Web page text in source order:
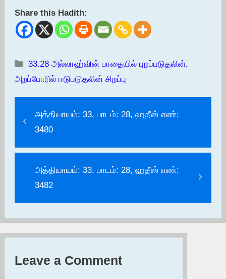
Share this Hadith:
Categories
33.28 அல்லாஹ்வின் பாதையில் புறப்படுதலின்,
அறப்போரில் ஈடுபடுதலின் சிறப்பு
அத்தியாயம்: 33, பாடம்: 28, ஹதீஸ் எண்:
3480
அத்தியாயம்: 33, பாடம்: 28, ஹதீஸ் எண்:
3482
Leave a Comment